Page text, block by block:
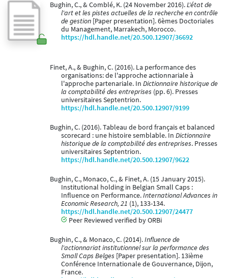
Bughin, C., & Comblé, K. (24 November 2016).L'état de
l'art et les pistes actuelles de la recherche en contrôle
de gestion [Paper presentation]. 6èmes Doctoriales
du Management, Marrakech, Morocco.
https://hdl.handle.net/20.500.12907/36692
Finet, A., & Bughin, C. (2016). La performance des
organisations: de l'approche actionnariale à
l'approche partenariale. In Dictionnaire historique de
la comptabilité des entreprises (pp. 6). Presses
universitaires Septentrion.
https://hdl.handle.net/20.500.12907/9199
Bughin, C. (2016). Tableau de bord français et balanced
scorecard : une histoire semblable. In Dictionnaire
historique de la comptabilité des entreprises. Presses
universitaires Septentrion.
https://hdl.handle.net/20.500.12907/9622
Bughin, C., Monaco, C., & Finet, A. (15 January 2015).
Institutional holding in Belgian Small Caps :
Influence on Performance.International Advances in
Economic Research, 21 (1), 133-134.
https://hdl.handle.net/20.500.12907/24477
Peer Reviewed verified by ORBi
Bughin, C., & Monaco, C. (2014).Influence de
l'actionnariat institutionnel sur la performance des
Small Caps Belges [Paper presentation]. 13ième
Conférence Internationale de Gouvernance, Dijon,
France.